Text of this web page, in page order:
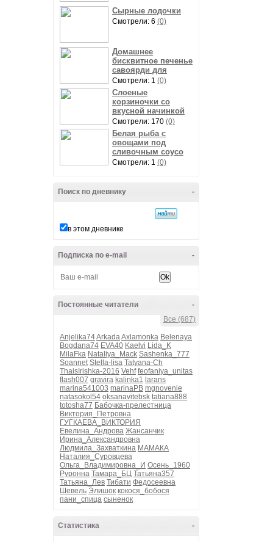
Сырные лодочки
Смотрели: 6 (0)
Домашнее
бисквитное печенье
савоярди для
Смотрели: 1 (0)
Слоеные
корзиночки со
вкусной начинкой
Смотрели: 170 (0)
Белая рыба с
овощами под
сливочным соусо
Смотрели: 1 (0)
-
Поиск по дневнику
в этом дневнике
-
Подписка по e-mail
-
Постоянные читатели
Все (687)
Anjelika74ArkadaAxlamonka Belenaya
Bogdana74 EVA40 Kaelvi Lida_K
MilaFka Nataliya_Mack Sashenka_777
Soannet Stella-lisa Tatyana-Ch
ThaisIrishka-2016 Vehf feofaniya_unitas
flash007 gravira kalinka1 larans
marina541003 marinaPB mgnovenie
natasokol54 oksanavitebsk tatiana888
totosha77 Бабочка-прелестница
Виктория_Петровна
ГУГКАЕВА_ВИКТОРИЯ
Евелина_Андрова Жансанчик
Ирина_Александровна
Людмила_Захваткина МАМАКА
Наталия_Суровцева
Ольга_Владимировна_И Осень_1960
Руронна Тамара_БЦ Татьяна357
Татьяна_Лев Тибати Федосеевна
Шевель Элишок кокося_бобося
пани_спица сыненок
-
Статистика